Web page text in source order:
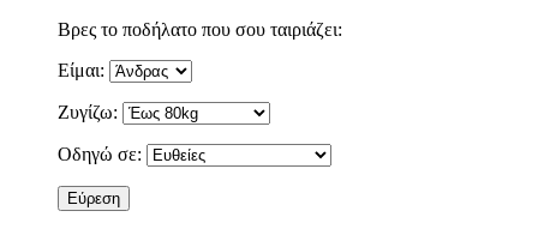
Βρες το ποδήλατο που σου ταιριάζει:
Είμαι:
Ζυγίζω:
Οδηγώ σε: